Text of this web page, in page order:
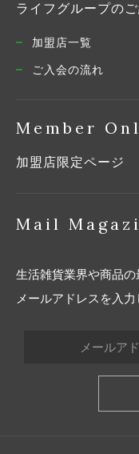
ライフグループの
加盟店一覧
ご入会の流れ
Member
加盟店限定ページ
Mail
生活雑貨業界や商品の
メールアドレスを入